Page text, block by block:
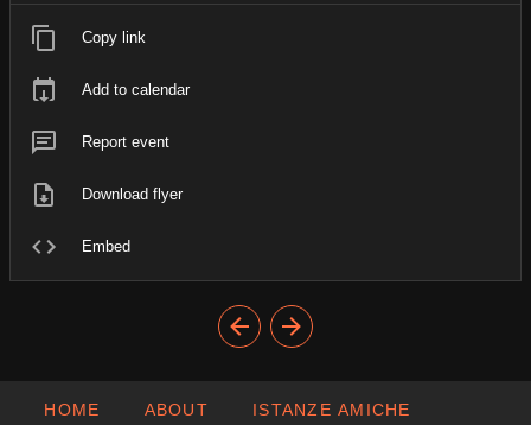
Copy link
Add to calendar
Report event
Download flyer
Embed
HOME ABOUT ISTANZE AMICHE